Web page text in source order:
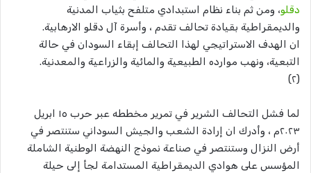
دقلو، ومن ثم بناء نظام استبدادي متلفح بثياب المدنية
والديمقراطية بقيادة تحالف تقدم ، وأسرة آل دقلو الارهابية.
ان الهدف الاستراتيجي لهذا التحالف إبقاء السودان في حالة
التبعية، ونهب موارده الطبيعية والمائية والزراعية والمعدنية.
(٢)
لما فشل التحالف الشرير في تمرير مخططه عبر حرب ١٥ ابريل
٢٠٢٣م ، وأدرك ان إرادة الشعب والجيش السوداني ستنتصر في
أرض النزال وستنتصر في صناعة نموذج النهضة الوطنية الشاملة
المؤسس على هوادي الديمقراطية المستدامة لجأ إلى حيلة